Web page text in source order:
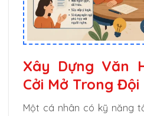
Xây Dựng Văn
Cởi Mở Trong Đội
Một cá nhân có kỹ năng